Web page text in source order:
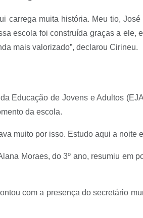
carrega muita história. Meu tio,
escola foi construída graças a ele,
mais valorizado”, declarou Cirineu.
Educação de Jovens e Adultos
da escola.
muito por isso. Estudo aqui a
Moraes, do 3º ano, resumiu em
com a presença do secretário